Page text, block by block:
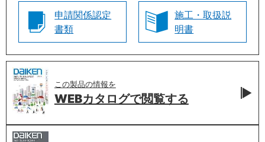
申請関係認定
書類
施工・取扱説
明書
この製品の情報を
WEBカタログで閲覧する